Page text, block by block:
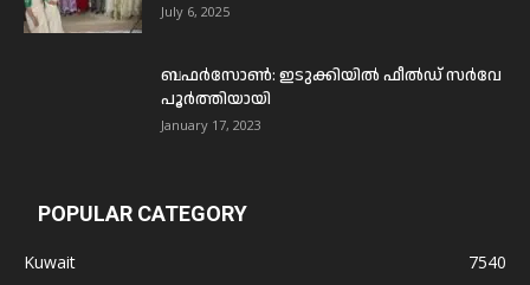
July 6, 2025
ബഫര്‍സോണ്‍: ഇടുക്കിയില്‍ ഫീല്‍ഡ് സര്‍വേ
പൂര്‍ത്തിയായി
January 17, 2023
POPULAR CATEGORY
Kuwait
7540